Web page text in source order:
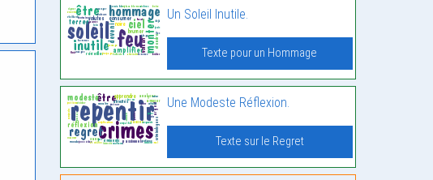
Un Soleil Inutile.
Texte pour un Hommage
Une Modeste Réflexion.
Texte sur le Regret